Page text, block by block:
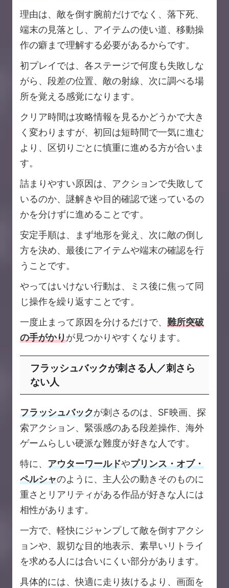
理由は、敵を倒す腕前だけでなく、落下死、
端末の見落とし、アイテムの使い道、移動操
作の癖まで理解する必要があるからです。
初プレイでは、各ステージで何度も失敗しな
がら、段差の位置、敵の射線、次に調べる場
所を覚える感覚になります。
クリア時間は攻略情報を見るかどうかで大き
く変わりますが、初回は短時間で一気に進む
より、区切りごとに慎重に進める方が合いま
す。
詰まりやすい原因は、アクションで失敗して
いるのか、謎解きや目的確認で迷っているの
かを分けずに進めることです。
安定手順は、まず地形を覚え、次に敵の倒し
方を決め、最後にアイテムや端末の確認を行
うことです。
やってはいけない行動は、ミス後に焦って同
じ操作を繰り返すことです。
一度止まって原因を分けるだけで、 難所突破
の手がかりが見つかりやすくなります。
フラッシュバックが刺さる人／刺さら
ない人
フラッシュバックが刺さるのは、SF映画、探
索アクション、緊張感のある段差操作、海外
ゲームらしい硬派な難度が好きな人です。
特に、 アウターワールドやプリンス・オブ・
ペルシャのように、主人公の動きそのものに
重さとリアリティがある作品が好きな人には
相性があります。
一方で、軽快にジャンプして敵を倒すアクシ
ョンや、親切な目的地表示、素早いリトライ
を求める人には合いにくい部分があります。
具体的には、快適に走り抜けるより、画面を